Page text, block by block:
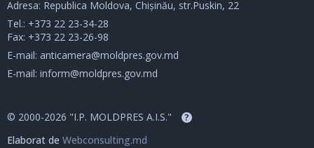
Adresa: Republica Moldova, Chișinău, str.Puskin, 22
Tel.: +373 22 23-34-28
Fax: +373 22 23-26-98
E-mail: anticamera@moldpres.gov.md
E-mail: inform@moldpres.gov.md
© 2000-2026 "I.P. MOLDPRES A.I.S." ?
Elaborat de Webconsulting.md